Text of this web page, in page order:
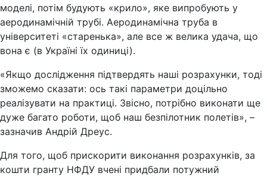
моделі, потім будують «крило», яке випробують у
аеродинамічній трубі. Аеродинамічна труба в
університеті «старенька», але все ж велика удача, що
вона є (в Україні їх одиниці).
«Якщо дослідження підтвердять наші розрахунки, тоді
зможемо сказати: ось такі параметри доцільно
реалізувати на практиці. Звісно, потрібно виконати ще
дуже багато роботи, щоб наш безпілотник полетів», –
зазначив Андрій Дреус.
Для того, щоб прискорити виконання розрахунків, за
кошти гранту НФДУ вчені придбали потужний